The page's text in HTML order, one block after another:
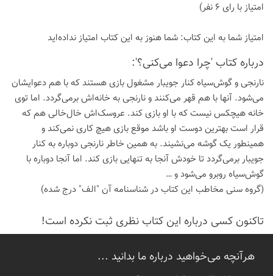
امتیاز با رای 6 نفر)
امتیاز شما به این كتاب: شما هنوز به این كتاب امتیاز نداده‌اید
درباره كتاب 'چرا دعوا می‌کنی؟':
نارنجی و گوش‌سیاه کنار جویبار مشغول بازی هستند که با هم دعوایشان
می‌شود. آنها با هم قهر می‌کنند و نارنجی به خانه‌اش برمی‌گردد. اما توی
خانه هیچکس نیست که با او بازی کند. عروسک‌اش خال‌خالی هم که
قرار است بهترین دوست او باشد موقع بازی هیچ کاری نمی‌کند و
همینطور یک گوشه می‌نشیند. به همین خاطر نارنجی دوباره به کنار
جویبار برمی‌گردد تا خودش آنجا به تنهایی بازی کند. اما آنجا دوباره با
گوش‌سیاه روبرو می‌شود و …
(گروه سنی مخاطب این کتاب در شناسنامه آن "الف" درج شده)
تاكنون كسی درباره این كتاب نظری ثبت نكرده است!
هرآنچه می‌خواهید درباره ما بدانید ...